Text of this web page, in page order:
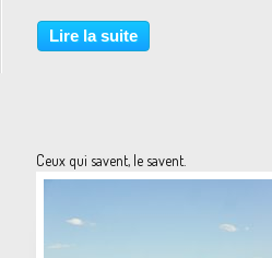
la Nouvelle République du Centre
Ouest. La Vienne organisée autour
Lire la suite
Ceux qui savent, le savent.